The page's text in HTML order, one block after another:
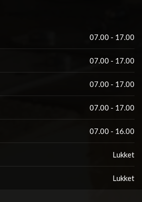
07.00 - 17.00
07.00 - 17.00
07.00 - 17.00
07.00 - 17.00
07.00 - 16.00
Lukket
Lukket